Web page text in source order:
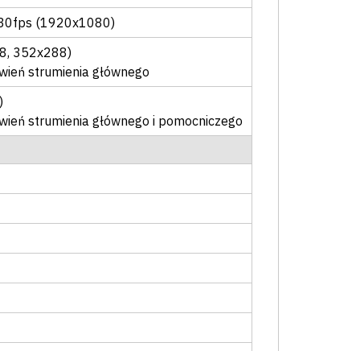
(1920x1080)
352x288)
strumienia głównego
strumienia głównego i pomocniczego